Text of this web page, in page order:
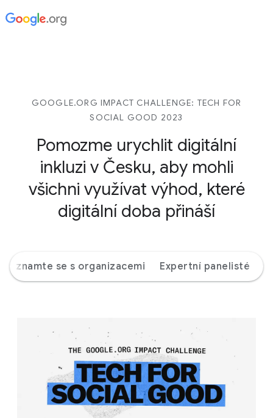
GOOGLE.ORG IMPACT CHALLENGE: TECH FOR
SOCIAL GOOD 2023
Pomozme urychlit digitální
inkluzi v Česku, aby mohli
všichni využívat výhod, které
digitální doba přináší
Seznamte se s organizacemi Expertní panelisté